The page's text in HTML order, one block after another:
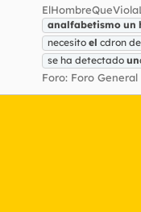
analfabetismo un
necesito el cdron
se ha detectado un
Foro: Foro General